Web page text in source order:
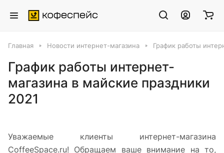
Главная Новости интернет-магазина График работы
График работы интернет-
магазина в майские праздники
2021
Уважаемые клиенты интернет-магазина
CoffeeSpace.ru! Обращаем ваше внимание на то,